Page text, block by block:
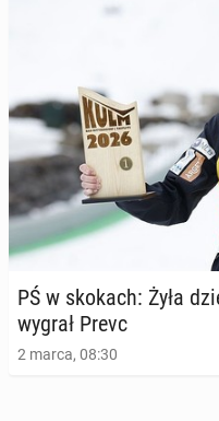
PŚ w skokach: Żyła
wygrał Prevc
2 marca, 08:30